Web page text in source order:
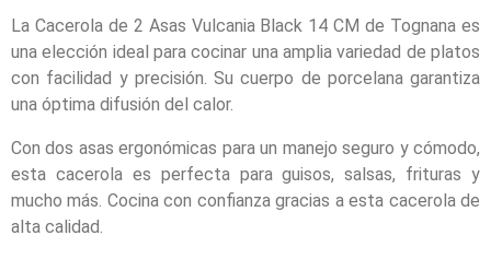
La Cacerola de 2 Asas Vulcania Black 14 CM de Tognana es
una elección ideal para cocinar una amplia variedad de platos
con facilidad y precisión. Su cuerpo de porcelana garantiza
una óptima difusión del calor.
Con dos asas ergonómicas para un manejo seguro y cómodo,
esta cacerola es perfecta para guisos, salsas, frituras y
mucho más. Cocina con confianza gracias a esta cacerola de
alta calidad.